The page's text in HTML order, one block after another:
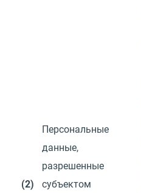
(2)
Персональные
данные,
разрешенные
субъектом